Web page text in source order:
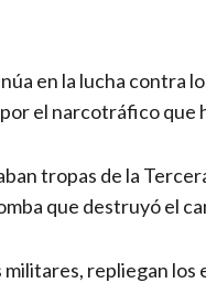
en la lucha contra
el narcotráfico que
tropas de la
que destruyó el
militares, repliegan